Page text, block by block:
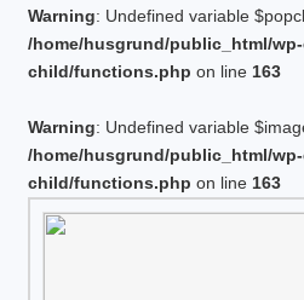
Warning: Undefined variable
/home/husgrund/public_html/
child/functions.php on line 163
Warning: Undefined variable
/home/husgrund/public_html/
child/functions.php on line 163